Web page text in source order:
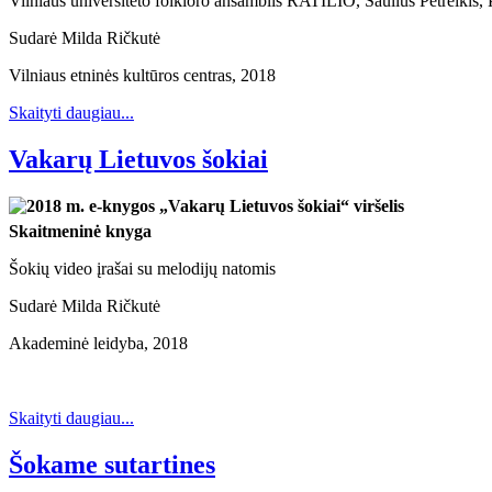
Sudarė Milda Ričkutė
Vilniaus etninės kultūros centras, 2018
Skaityti daugiau...
Vakarų Lietuvos šokiai
Skaitmeninė knyga
Šokių video įrašai su melodijų natomis
Sudarė Milda Ričkutė
Akademinė leidyba, 2018
Skaityti daugiau...
Šokame sutartines